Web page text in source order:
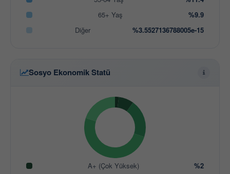
65+ Yaş
%9.9
Diğer
%3.5527136788005e-15
Sosyo Ekonomik Statü
A+ (Çok Yüksek)
%2